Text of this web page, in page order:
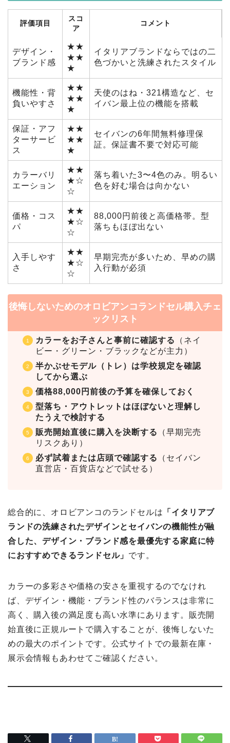
評価項目
スコ
ア
コメント
デザイン・
ブランド感
★★
★★
★
イタリアブランドならではの二
色づかいと洗練されたスタイル
機能性・背
負いやすさ
★★
★★
★
天使のはね・321構造など、セ
イバン最上位の機能を搭載
保証・アフ
ターサービ
ス
★★
★★
★
セイバンの6年間無料修理保
証。保証書不要で対応可能
カラーバリ
エーション
★★
★☆
☆
落ち着いた3〜4色のみ。明るい
色を好む場合は向かない
価格・コス
パ
★★
★☆
☆
88,000円前後と高価格帯。型
落ちもほぼ出ない
入手しやす
さ
★★
★☆
☆
早期完売が多いため、早めの購
入行動が必須
後悔しないためのオロビアンコランドセル購入チェ
ックリスト
カラーをお子さんと事前に確認する
（ネイ
ビー・グリーン・ブラックなどが主力）
半かぶせモデル（トレ）は学校規定を確認
してから選ぶ
価格88,000円前後の予算を確保しておく
型落ち・アウトレットはほぼないと理解し
たうえで検討する
販売開始直後に購入を決断する
（早期完売
リスクあり）
必ず試着または店頭で確認する
（セイバン
直営店・百貨店などで試せる）
総合的に、オロビアンコのランドセルは 「イタリアブ
ランドの洗練されたデザインとセイバンの機能性が融
合した、デザイン・ブランド感を最優先する家庭に特
におすすめできるランドセル」 です。
カラーの多彩さや価格の安さを重視するのでなけれ
ば、デザイン・機能・ブランド性のバランスは非常に
高く、購入後の満足度も高い水準にあります。販売開
始直後に正規ルートで購入することが、後悔しないた
めの最大のポイントです。公式サイトでの最新在庫・
展示会情報もあわせてご確認ください。